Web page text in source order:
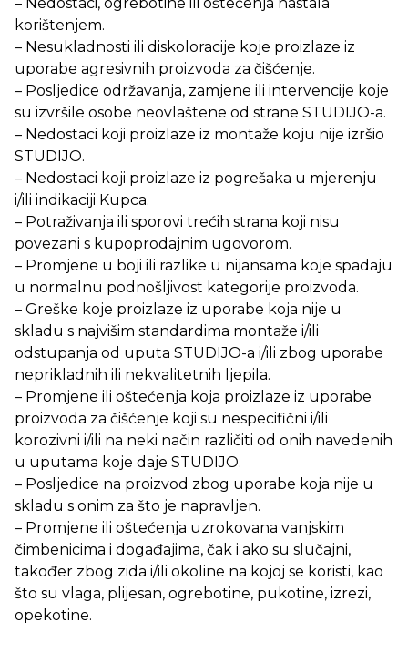
korištenjem.
– Nesukladnosti ili diskoloracije koje proizlaze iz
uporabe agresivnih proizvoda za čišćenje.
– Posljedice održavanja, zamjene ili intervencije koje
su izvršile osobe neovlaštene od strane STUDIJO-a.
– Nedostaci koji proizlaze iz montaže koju nije izršio
STUDIJO.
– Nedostaci koji proizlaze iz pogrešaka u mjerenju
i/ili indikaciji Kupca.
– Potraživanja ili sporovi trećih strana koji nisu
povezani s kupoprodajnim ugovorom.
– Promjene u boji ili razlike u nijansama koje spadaju
u normalnu podnošljivost kategorije proizvoda.
– Greške koje proizlaze iz uporabe koja nije u
skladu s najvišim standardima montaže i/ili
odstupanja od uputa STUDIJO-a i/ili zbog uporabe
neprikladnih ili nekvalitetnih ljepila.
– Promjene ili oštećenja koja proizlaze iz uporabe
proizvoda za čišćenje koji su nespecifični i/ili
korozivni i/ili na neki način različiti od onih navedenih
u uputama koje daje STUDIJO.
– Posljedice na proizvod zbog uporabe koja nije u
skladu s onim za što je napravljen.
– Promjene ili oštećenja uzrokovana vanjskim
čimbenicima i događajima, čak i ako su slučajni,
također zbog zida i/ili okoline na kojoj se koristi, kao
što su vlaga, plijesan, ogrebotine, pukotine, izrezi,
opekotine.